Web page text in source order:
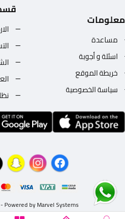
معلومات
مساعدة
اسئلة و أجوبة
خريطة الموقع
سياسة الخصوصية
Copyright © 2025 - Powered by Marvel Systems